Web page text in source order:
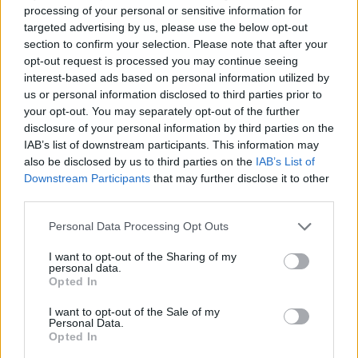
processing of your personal or sensitive information for
targeted advertising by us, please use the below opt-out
section to confirm your selection. Please note that after your
opt-out request is processed you may continue seeing
interest-based ads based on personal information utilized by
us or personal information disclosed to third parties prior to
your opt-out. You may separately opt-out of the further
disclosure of your personal information by third parties on the
IAB’s list of downstream participants. This information may
also be disclosed by us to third parties on the IAB’s List of
Downstream Participants that may further disclose it to other
Personal Data Processing Opt Outs
I want to opt-out of the Sharing of my
personal data.
Opted In
I want to opt-out of the Sale of my
Personal Data.
Opted In
sia così reale e grave. Pensa che si tratti di
una nostra proiezione pessimistica. Poi è
tornato a dirmi che Ben-Gvir lo ha sconvolto.
Alla fine gli ho chiesto: se il terrorista di
Modena avesse fatto perdere le gambe a tua
sorella, parleresti davvero di un politico
straniero che si è preso la scena insultando
degli sfigati? Oppure vorresti giustizia?
Probabilmente combatteresti fino in fondo
per far emergere la verità e non dormiresti
e convincente su questo silenzio generale è
stato un sacerdote. Mi ha detto: quando il
male e la paura sono troppo grandi, li
rigettiamo. Rifiutiamo di crederci e cerchiamo
di andare avanti senza pensarci. Lui, che ha
visto suoi amici sacerdoti uccisi e fatti a pezzi
in Medio Oriente, solo perché cristiani, sa